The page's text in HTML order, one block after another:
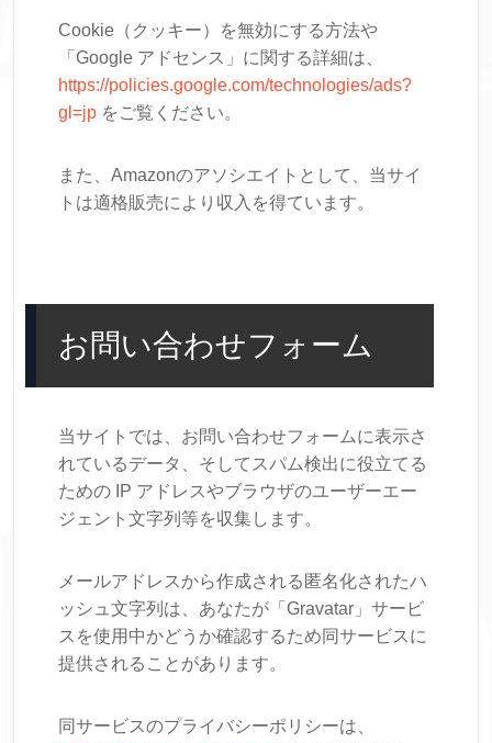
Cookie（クッキー）を無効にする方法や
「Google アドセンス」に関する詳細は、
https://policies.google.com/technologies/ads?
gl=jp をご覧ください。
また、Amazonのアソシエイトとして、当サイ
トは適格販売により収入を得ています。
お問い合わせフォーム
当サイトでは、お問い合わせフォームに表示さ
れているデータ、そしてスパム検出に役立てる
ための IP アドレスやブラウザのユーザーエー
ジェント文字列等を収集します。
メールアドレスから作成される匿名化されたハ
ッシュ文字列は、あなたが「Gravatar」サービ
スを使用中かどうか確認するため同サービスに
提供されることがあります。
同サービスのプライバシーポリシーは、